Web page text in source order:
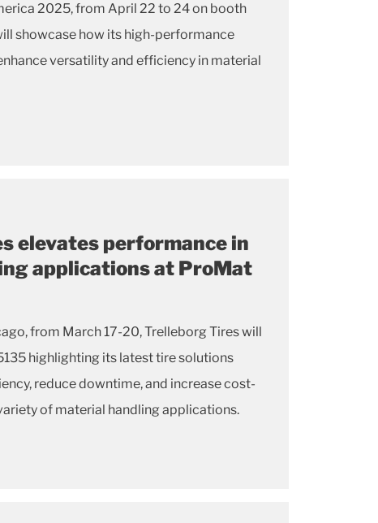
2025, from April 22 to 24 on booth
showcase how its high-performance
versatility and efficiency in material
elevates performance in
applications at ProMat
Tires will
reduce downtime, and increase cost-
of material handling applications.